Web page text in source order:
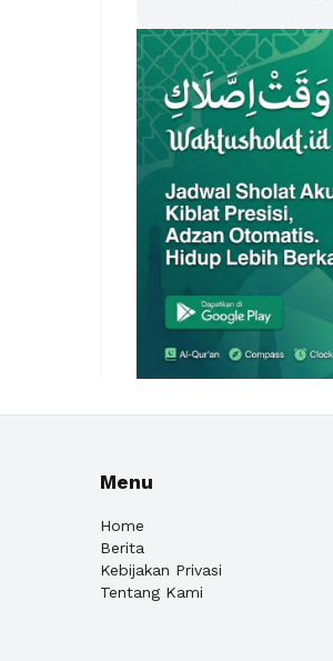
Menu
Home
Berita
Kebijakan Privasi
Tentang Kami